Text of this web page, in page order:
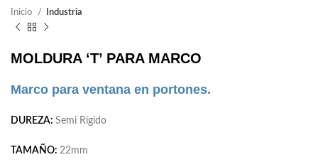
Inicio Industria
MOLDURA ‘T’ PARA MARCO
Marco para ventana en portones.
DUREZA: Semi Rígido
TAMAÑO: 22mm